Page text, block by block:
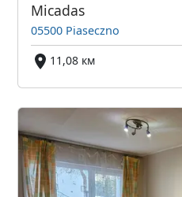
Micadas
05500 Piaseczno
11,08 км